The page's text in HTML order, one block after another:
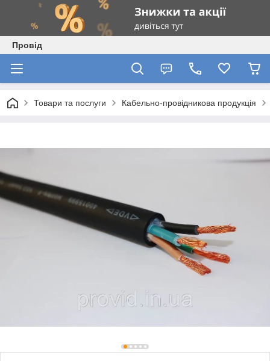
Провід
Товари та послуги Кабельно-провідникова продукція